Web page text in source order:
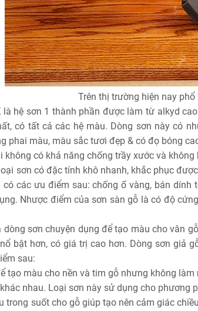
Trên thị trường hiện nay phổ
là hệ sơn 1 thành phần được làm từ alkyd
có tất cả các hệ màu. Dòng sơn này có
phai màu, màu sắc tươi đẹp & có đọ bóng
không có khả năng chống trầy xước và
sơn có đặc tính khô nhanh, khắc phục
các ưu điểm sau: chống ố vàng, bán dính
Nhược điểm của sơn sàn gỗ là có độ
dòng sơn chuyện dụng để tạo màu cho vân
bật hơn, có giá trị cao hơn. Dòng sơn giả
sau:
tạo màu cho nền và tim gỗ nhưng không
nhau. Loại sơn này sử dụng cho phương
trong suốt cho gỗ giúp tạo nên cảm giác